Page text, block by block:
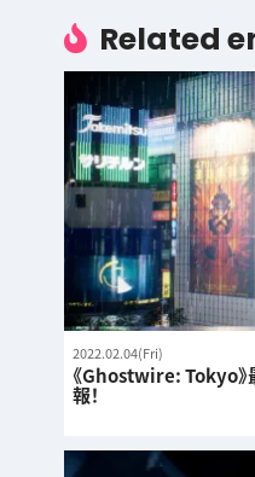
Related
2022.02.04(Fri)
《Ghostwire: Tokyo》
報！